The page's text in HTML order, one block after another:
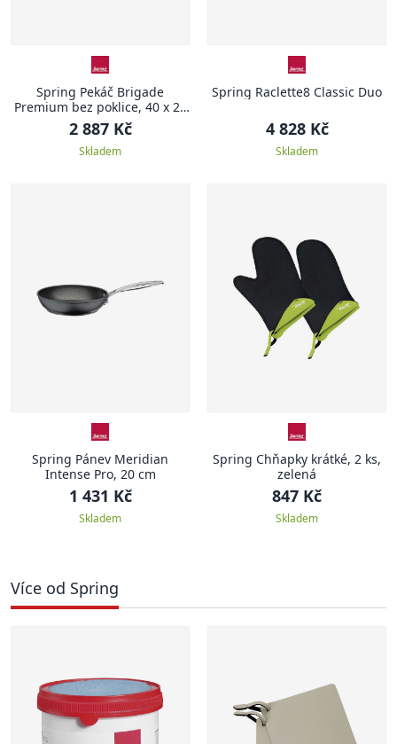
Spring Pekáč Brigade
Premium bez poklice, 40 x 26
cm
2 887 Kč
Skladem
Spring Raclette8 Classic Duo
4 828 Kč
Skladem
Spring Pánev Meridian
Intense Pro, 20 cm
1 431 Kč
Skladem
Spring Chňapky krátké, 2 ks,
zelená
847 Kč
Skladem
Více od Spring